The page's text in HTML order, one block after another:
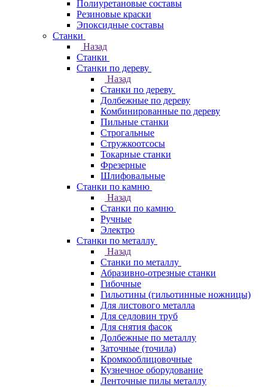
Полиуретановые составы
Резиновые краски
Эпоксидные составы
Станки
Назад
Станки
Станки по дереву
Назад
Станки по дереву
Долбежные по дереву
Комбинированные по дереву
Пильные станки
Строгальные
Стружкоотсосы
Токарные станки
Фрезерные
Шлифовальные
Станки по камню
Назад
Станки по камню
Ручные
Электро
Станки по металлу
Назад
Станки по металлу
Абразивно-отрезные станки
Гибочные
Гильотины (гильотинные ножницы)
Для листового металла
Для седловин труб
Для снятия фасок
Долбежные по металлу
Заточные (точила)
Кромкооблицовочные
Кузнечное оборудование
Ленточные пилы металлу